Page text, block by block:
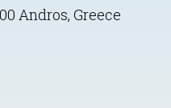
Andros, Greece